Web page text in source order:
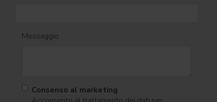
Messaggio
Consenso al marketing